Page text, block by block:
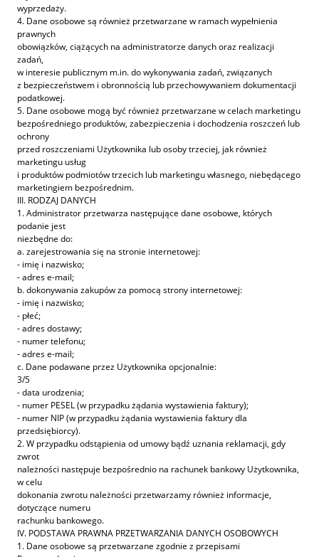
wyprzedaży.
4. Dane osobowe są również przetwarzane w ramach wypełnienia
prawnych
obowiązków, ciążących na administratorze danych oraz realizacji
zadań,
w interesie publicznym m.in. do wykonywania zadań, związanych
z bezpieczeństwem i obronnością lub przechowywaniem dokumentacji
podatkowej.
5. Dane osobowe mogą być również przetwarzane w celach marketingu
bezpośredniego produktów, zabezpieczenia i dochodzenia roszczeń lub
ochrony
przed roszczeniami Użytkownika lub osoby trzeciej, jak również
marketingu usług
i produktów podmiotów trzecich lub marketingu własnego, niebędącego
marketingiem bezpośrednim.
III. RODZAJ DANYCH
1. Administrator przetwarza następujące dane osobowe, których
podanie jest
niezbędne do:
a. zarejestrowania się na stronie internetowej:
- imię i nazwisko;
- adres e-mail;
b. dokonywania zakupów za pomocą strony internetowej:
- imię i nazwisko;
- płeć;
- adres dostawy;
- numer telefonu;
- adres e-mail;
c. Dane podawane przez Użytkownika opcjonalnie:
3/5
- data urodzenia;
- numer PESEL (w przypadku żądania wystawienia faktury);
- numer NIP (w przypadku żądania wystawienia faktury dla
przedsiębiorcy).
2. W przypadku odstąpienia od umowy bądź uznania reklamacji, gdy
zwrot
należności następuje bezpośrednio na rachunek bankowy Użytkownika,
w celu
dokonania zwrotu należności przetwarzamy również informacje,
dotyczące numeru
rachunku bankowego.
IV. PODSTAWA PRAWNA PRZETWARZANIA DANYCH OSOBOWYCH
1. Dane osobowe są przetwarzane zgodnie z przepisami